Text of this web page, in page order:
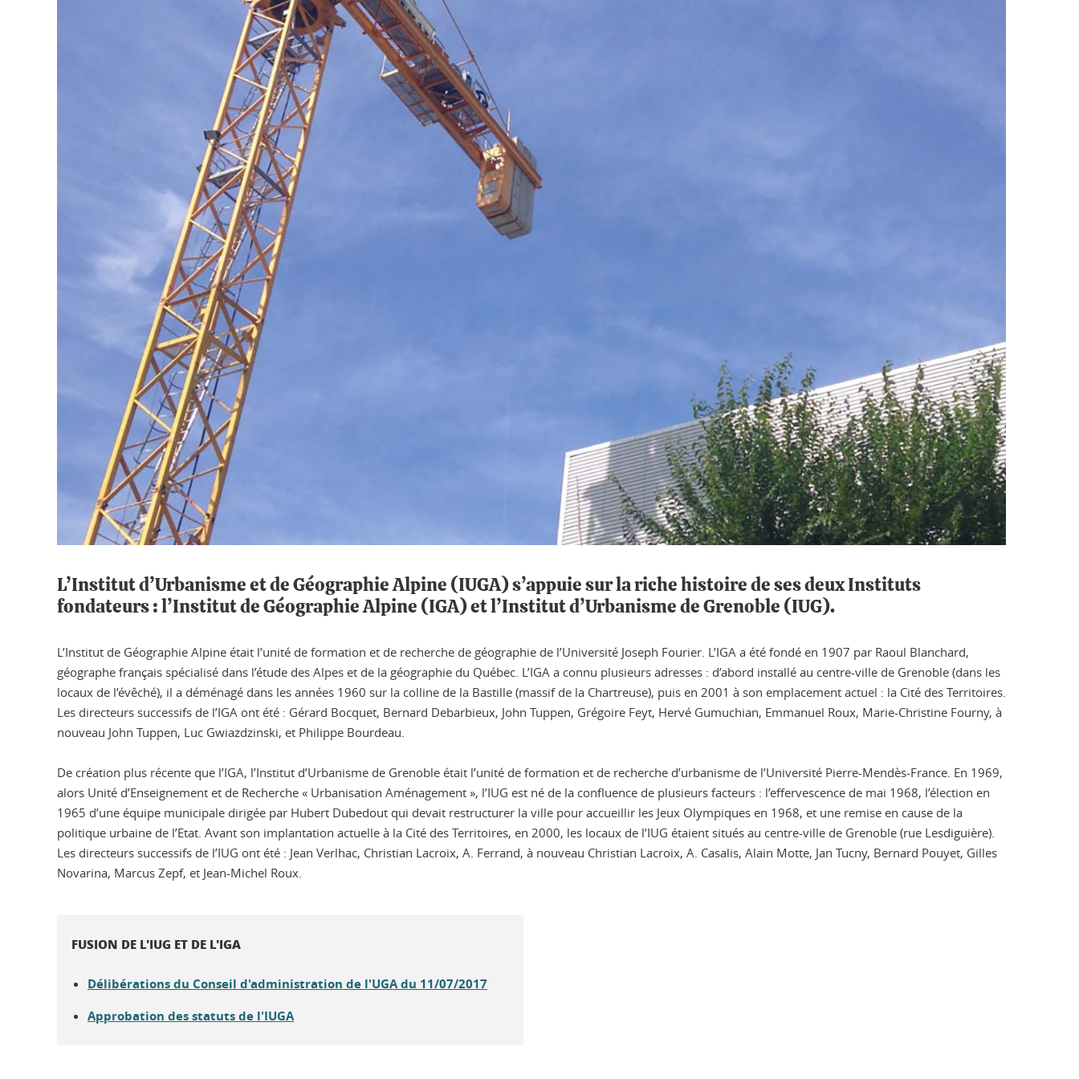
L’Institut d’Urbanisme et de Géographie Alpine (IUGA) s’appuie sur la riche histoire de ses deux Instituts
fondateurs : l’Institut de Géographie Alpine (IGA) et l’Institut d’Urbanisme de Grenoble (IUG).
L’Institut de Géographie Alpine était l’unité de formation et de recherche de géographie de l’Université Joseph Fourier. L’IGA a été fondé en 1907 par Raoul Blanchard,
géographe français spécialisé dans l’étude des Alpes et de la géographie du Québec. L’IGA a connu plusieurs adresses : d’abord installé au centre-ville de Grenoble (dans les
locaux de l’évêché), il a déménagé dans les années 1960 sur la colline de la Bastille (massif de la Chartreuse), puis en 2001 à son emplacement actuel : la Cité des Territoires.
Les directeurs successifs de l’IGA ont été : Gérard Bocquet, Bernard Debarbieux, John Tuppen, Grégoire Feyt, Hervé Gumuchian, Emmanuel Roux, Marie-Christine Fourny, à
nouveau John Tuppen, Luc Gwiazdzinski, et Philippe Bourdeau.
De création plus récente que l’IGA, l’Institut d’Urbanisme de Grenoble était l’unité de formation et de recherche d’urbanisme de l’Université Pierre-Mendès-France. En 1969,
alors Unité d’Enseignement et de Recherche « Urbanisation Aménagement », l’IUG est né de la confluence de plusieurs facteurs : l’effervescence de mai 1968, l’élection en
1965 d’une équipe municipale dirigée par Hubert Dubedout qui devait restructurer la ville pour accueillir les Jeux Olympiques en 1968, et une remise en cause de la
politique urbaine de l’Etat. Avant son implantation actuelle à la Cité des Territoires, en 2000, les locaux de l’IUG étaient situés au centre-ville de Grenoble (rue Lesdiguière).
Les directeurs successifs de l’IUG ont été : Jean Verlhac, Christian Lacroix, A. Ferrand, à nouveau Christian Lacroix, A. Casalis, Alain Motte, Jan Tucny, Bernard Pouyet, Gilles
Novarina, Marcus Zepf, et Jean-Michel Roux.
FUSION DE L'IUG ET DE L'IGA
Délibérations du Conseil d'administration de l'UGA du 11/07/2017
Approbation des statuts de l'IUGA